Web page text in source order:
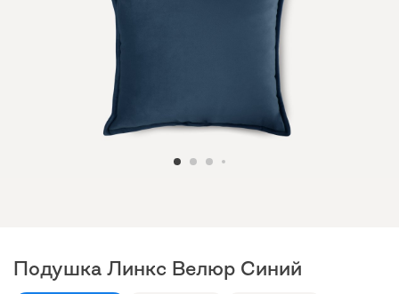
Подушка Линкс Велюр Синий
Арт. 260903